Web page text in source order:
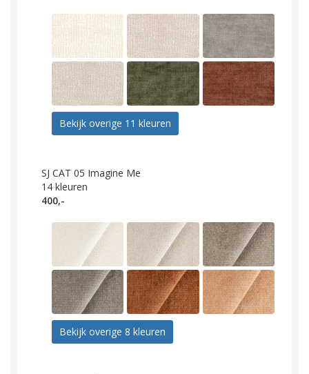
Bekijk overige 11 kleuren
SJ CAT 05 Imagine Me
14 kleuren
400,-
Bekijk overige 8 kleuren